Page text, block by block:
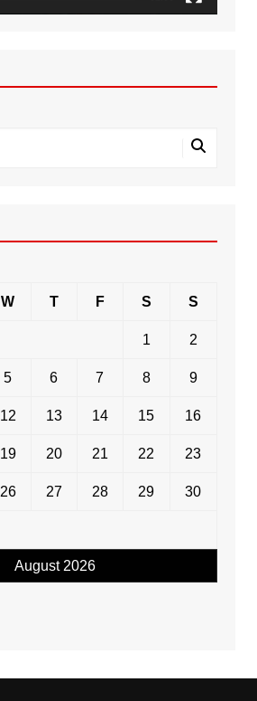
August 2026
W T F S S
1 2
5 6 7 8 9
12 13 14 15 16
19 20 21 22 23
26 27 28 29 30